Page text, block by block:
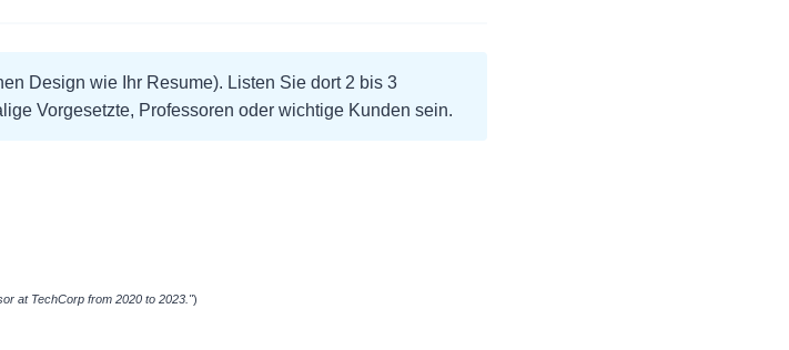
Design wie Ihr Resume). Listen Sie dort 2 bis 3
Vorgesetzte, Professoren oder wichtige Kunden sein.
at TechCorp from 2020 to 2023.")